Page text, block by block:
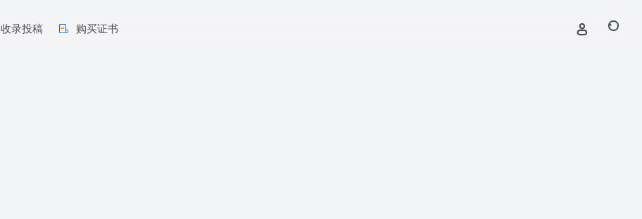
收录投稿 购买证书